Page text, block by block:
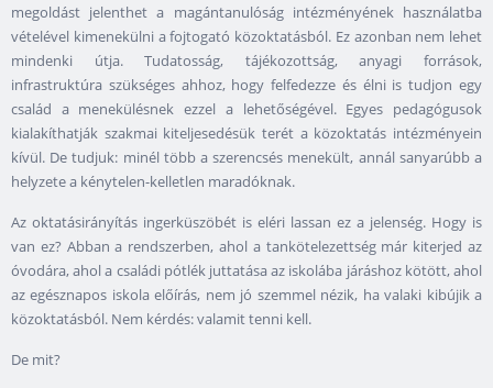
megoldást jelenthet a magántanulóság intézményének használatba
vételével kimenekülni a fojtogató közoktatásból. Ez azonban nem lehet
mindenki útja. Tudatosság, tájékozottság, anyagi források,
infrastruktúra szükséges ahhoz, hogy felfedezze és élni is tudjon egy
család a menekülésnek ezzel a lehetőségével. Egyes pedagógusok
kialakíthatják szakmai kiteljesedésük terét a közoktatás intézményein
kívül. De tudjuk: minél több a szerencsés menekült, annál sanyarúbb a
helyzete a kénytelen-kelletlen maradóknak.
Az oktatásirányítás ingerküszöbét is eléri lassan ez a jelenség. Hogy is
van ez? Abban a rendszerben, ahol a tankötelezettség már kiterjed az
óvodára, ahol a családi pótlék juttatása az iskolába járáshoz kötött, ahol
az egésznapos iskola előírás, nem jó szemmel nézik, ha valaki kibújik a
közoktatásból. Nem kérdés: valamit tenni kell.
De mit?